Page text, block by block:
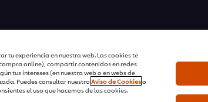
tu experiencia en nuestra web. Las cookies te
online), compartir contenidos en redes
tus intereses (en nuestra web o en webs de
Puedes consultar nuestro Aviso de Cookieso
el uso que hacemos de las cookies.